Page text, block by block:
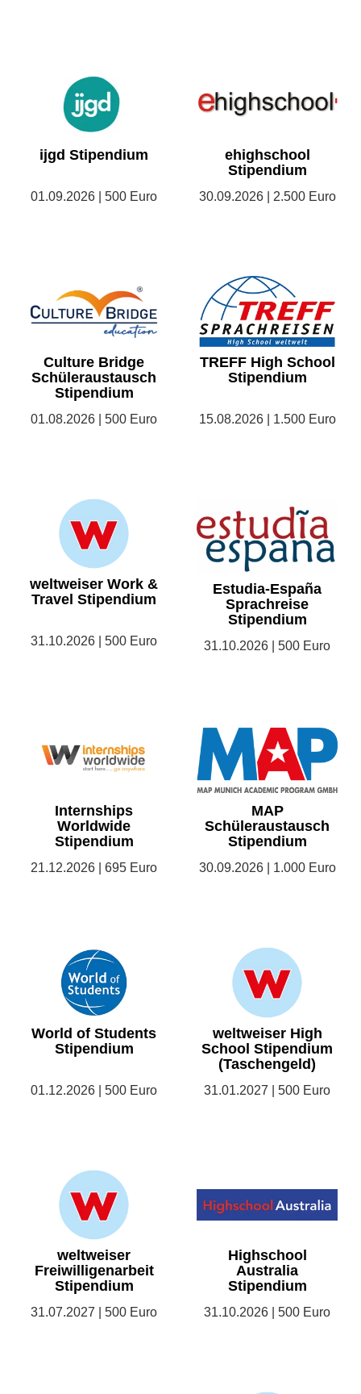
ijgd Stipendium
01.09.2026 | 500 Euro
ehighschool
Stipendium
30.09.2026 | 2.500 Euro
Culture Bridge
Schüleraustausch
Stipendium
01.08.2026 | 500 Euro
TREFF High School
Stipendium
15.08.2026 | 1.500 Euro
weltweiser Work &
Travel Stipendium
31.10.2026 | 500 Euro
Estudia-España
Sprachreise
Stipendium
31.10.2026 | 500 Euro
Internships
Worldwide
Stipendium
21.12.2026 | 695 Euro
MAP
Schüleraustausch
Stipendium
30.09.2026 | 1.000 Euro
World of Students
Stipendium
01.12.2026 | 500 Euro
weltweiser High
School Stipendium
(Taschengeld)
31.01.2027 | 500 Euro
weltweiser
Freiwilligenarbeit
Stipendium
31.07.2027 | 500 Euro
Highschool
Australia
Stipendium
31.10.2026 | 500 Euro